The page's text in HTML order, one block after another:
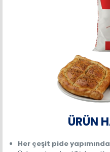
ÜRÜN
Her çeşit pide yapımında